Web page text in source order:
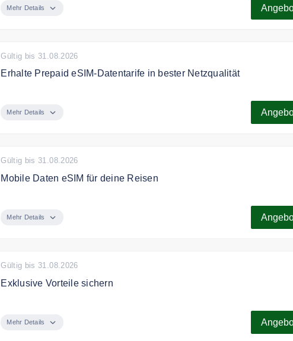
Mehr Details
Gültig bis 31.08.2026
Erhalte Prepaid eSIM-Datentarife in bester Netzqualität
deiner Reise und bleibe dank BuddySIM immer mit deinen Liebsten
Mehr Details
Gültig bis 31.08.2026
Mobile Daten eSIM für deine Reisen
Ziellandes. Simple Einrichtung durch QR Code Scan und garantiert
Mehr Details
Gültig bis 31.08.2026
Exklusive Vorteile sichern
Mehr Details